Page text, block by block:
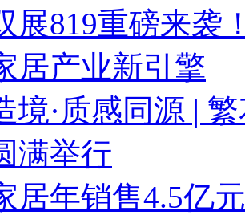
展819重磅来袭
居产业新引擎
境·质感同源 |
满举行
居年销售4.5亿